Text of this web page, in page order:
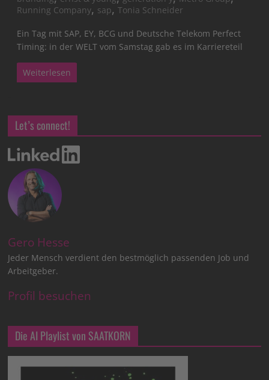
Running Company, sap,Tonia Schneider
Ein Tag mit SAP, EY, BCG und Deutsche Telekom Perfect
Timing: in der WELT vom Samstag gab es im Karriereteil
Weiterlesen
Let’s connect!
Gero Hesse
Jeder Mensch verdient den bestmöglich passenden Job und
Arbeitgeber.
Profil besuchen
Die AI Playlist von SAATKORN